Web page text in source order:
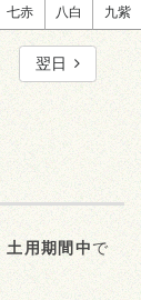
七赤 八白 九紫
翌日
土用期間中で